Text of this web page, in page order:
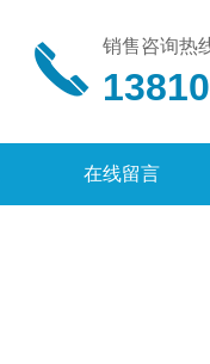
销售咨询热
在线留言